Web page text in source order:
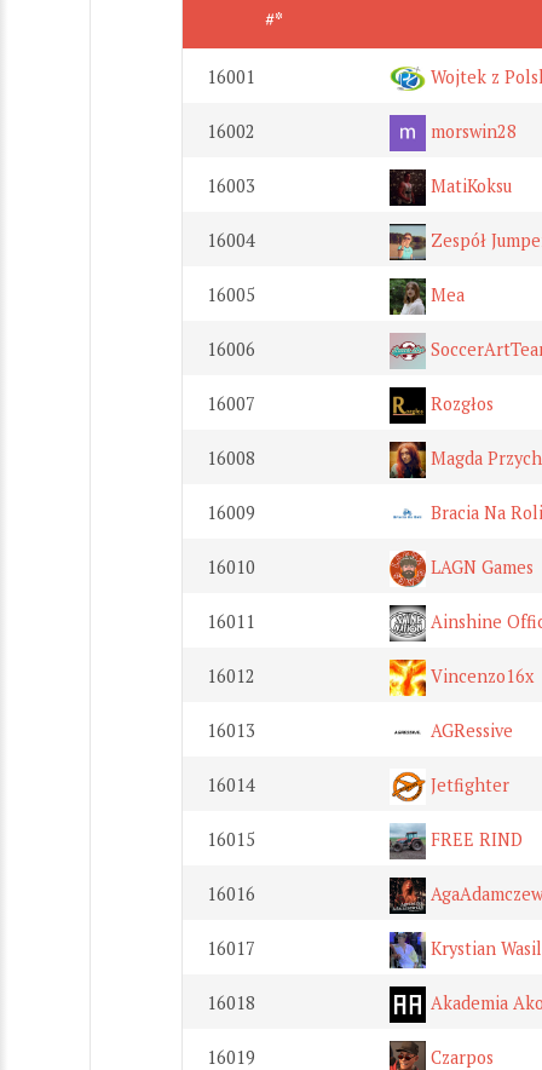
#*
16001 Wojtek z
16002 morswin28
16003 MatiKoksu
16004 Zespół
16005 Mea
16006
16007 Rozgłos
16008 Magda
16009 Bracia Na Roli
16010 LAGN Games
16011 Ainshine
16012 Vincenzo16x
16013 AGRessive
16014 Jetfighter
16015 FREE RIND
16016
16017 Krystian
16018 Akademia
16019 Czarpos